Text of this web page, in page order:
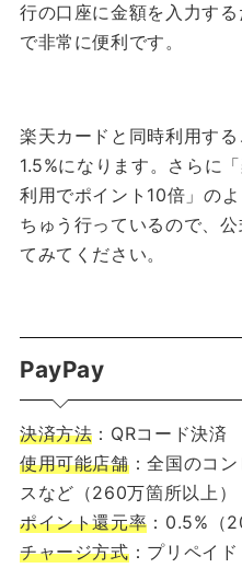
行の口座に金額を入力す
で非常に便利です。
楽天カードと同時利用す
1.5%になります。さらに
利用でポイント10倍」の
ちゅう行っているので、
てみてください。
PayPay
決済方法 ：QRコード決済
使用可能店舗：全国のコ
スなど（260万箇所以上）
ポイント還元率 ：0.5%（
チャージ方式：プリペイ